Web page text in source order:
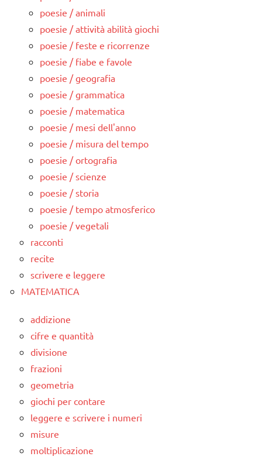
poesie / animali
poesie / attività abilità giochi
poesie / feste e ricorrenze
poesie / fiabe e favole
poesie / geografia
poesie / grammatica
poesie / matematica
poesie / mesi dell'anno
poesie / misura del tempo
poesie / ortografia
poesie / scienze
poesie / storia
poesie / tempo atmosferico
poesie / vegetali
racconti
recite
scrivere e leggere
MATEMATICA
addizione
cifre e quantità
divisione
frazioni
geometria
giochi per contare
leggere e scrivere i numeri
misure
moltiplicazione